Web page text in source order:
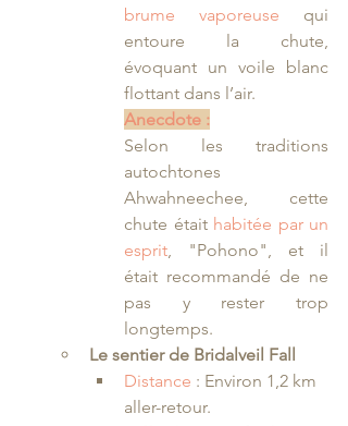
brume vaporeuse qui
entoure la chute,
évoquant un voile blanc
flottant dans l’air.
Anecdote :
Selon les traditions
autochtones
Ahwahneechee, cette
chute était habitée par un
esprit , "Pohono", et il
était recommandé de ne
pas y rester trop
longtemps.
Le sentier de Bridalveil Fall
Distance : Environ 1,2 km
aller-retour.